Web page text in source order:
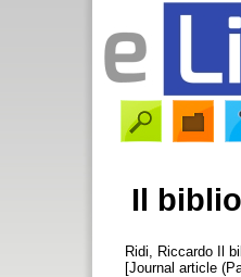
Il
Ridi, Riccardo Il
[Journal article